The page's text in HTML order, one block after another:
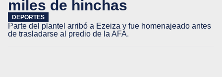
miles de hinchas
DEPORTES
Parte del plantel arribó a Ezeiza y fue homenajeado antes
de trasladarse al predio de la AFA.